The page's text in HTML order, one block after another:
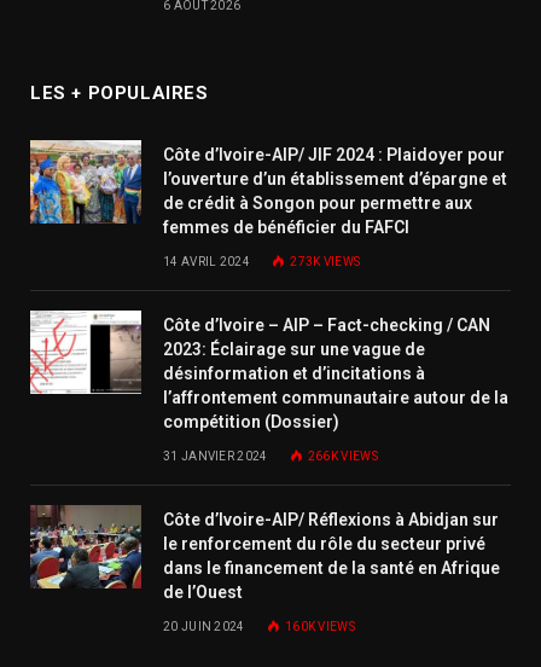
6 AOÛT 2026
LES + POPULAIRES
Côte d’Ivoire-AIP/ JIF 2024 : Plaidoyer pour
l’ouverture d’un établissement d’épargne et
de crédit à Songon pour permettre aux
femmes de bénéficier du FAFCI
14 AVRIL 2024 273KVIEWS
Côte d’Ivoire – AIP – Fact-checking / CAN
2023: Éclairage sur une vague de
désinformation et d’incitations à
l’affrontement communautaire autour de la
compétition (Dossier)
31 JANVIER 2024 266KVIEWS
Côte d’Ivoire-AIP/ Réflexions à Abidjan sur
le renforcement du rôle du secteur privé
dans le financement de la santé en Afrique
de l’Ouest
20 JUIN 2024 160KVIEWS